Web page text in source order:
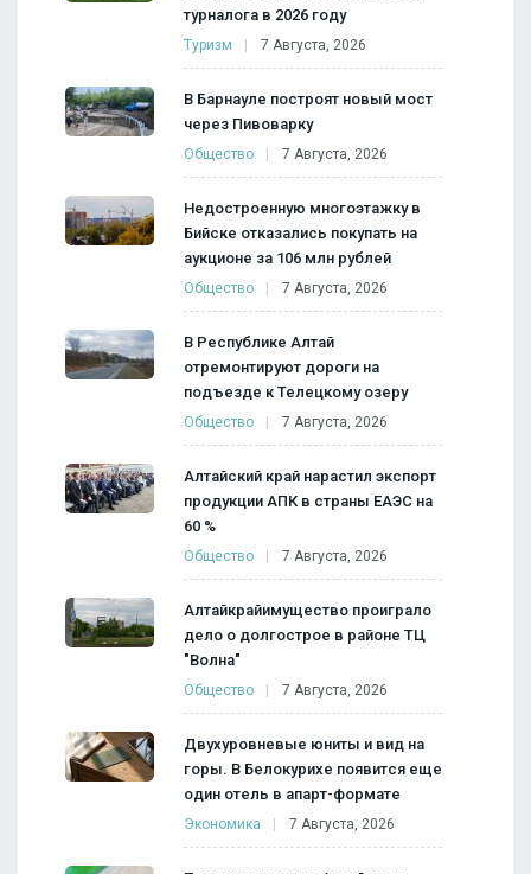
турналога в 2026 году
Туризм 7 Августа, 2026
В Барнауле построят новый мост
через Пивоварку
Общество 7 Августа, 2026
Недостроенную многоэтажку в
Бийске отказались покупать на
аукционе за 106 млн рублей
Общество 7 Августа, 2026
В Республике Алтай
отремонтируют дороги на
подъезде к Телецкому озеру
Общество 7 Августа, 2026
Алтайский край нарастил экспорт
продукции АПК в страны ЕАЭС на
60 %
Общество 7 Августа, 2026
Алтайкрайимущество проиграло
дело о долгострое в районе ТЦ
"Волна"
Общество 7 Августа, 2026
Двухуровневые юниты и вид на
горы. В Белокурихе появится еще
один отель в апарт-формате
Экономика 7 Августа, 2026